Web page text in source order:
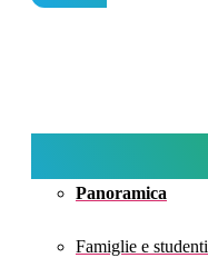
Panoramica
Famiglie e studenti